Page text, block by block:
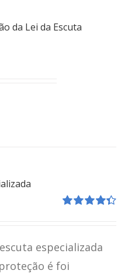
da Lei da Escuta
especializada
é foi